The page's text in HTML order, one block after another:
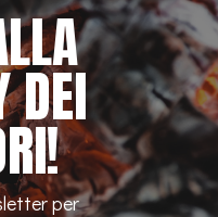
DEI
per